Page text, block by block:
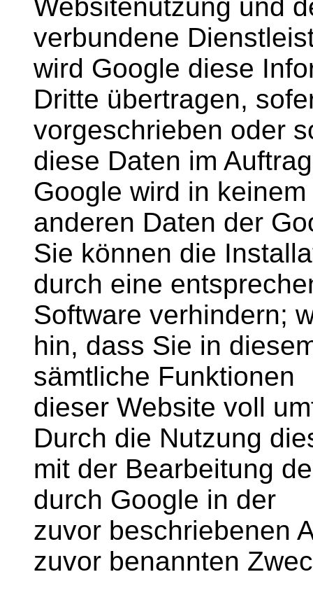
Websitenutzung und
verbundene
wird Google diese
Dritte übertragen,
vorgeschrieben oder
diese Daten im
Google wird in
anderen Daten der
Sie können die
durch eine
Software verhindern;
hin, dass Sie in
sämtliche Funktionen
dieser Website voll
Durch die Nutzung
mit der Bearbeitung
durch Google in der
zuvor beschriebenen
zuvor benannten